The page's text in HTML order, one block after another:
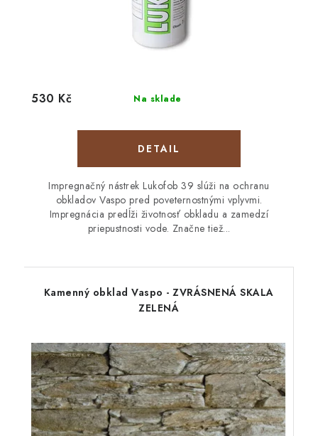
Na sklade
530 Kč
DETAIL
Impregnačný nástrek Lukofob 39 slúži na ochranu
obkladov Vaspo pred poveternostnými vplyvmi.
Impregnácia predĺži životnosť obkladu a zamedzí
priepustnosti vode. Značne tiež...
Kamenný obklad Vaspo - ZVRÁSNENÁ SKALA
ZELENÁ